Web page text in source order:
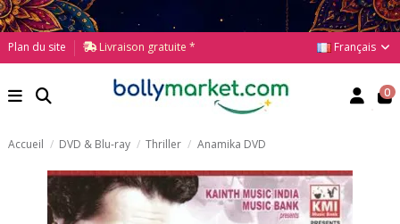
Plan du site Livraison gratuite * Français
0
Accueil DVD & Blu-ray Thriller Anamika DVD